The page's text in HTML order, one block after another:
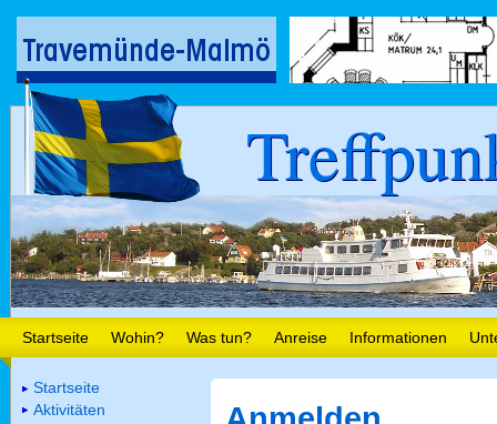
Startseite Wohin? Was tun? Anreise Informationen
Startseite
Aktivitäten